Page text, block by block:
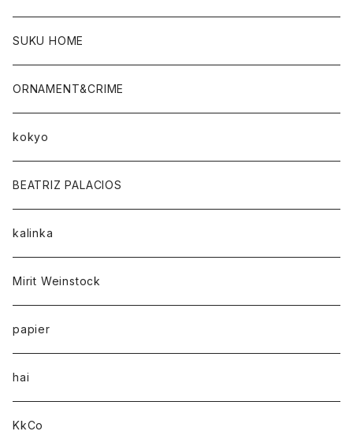
SUKU HOME
ORNAMENT&CRIME
kokyo
BEATRIZ PALACIOS
kalinka
Mirit Weinstock
papier
hai
KkCo